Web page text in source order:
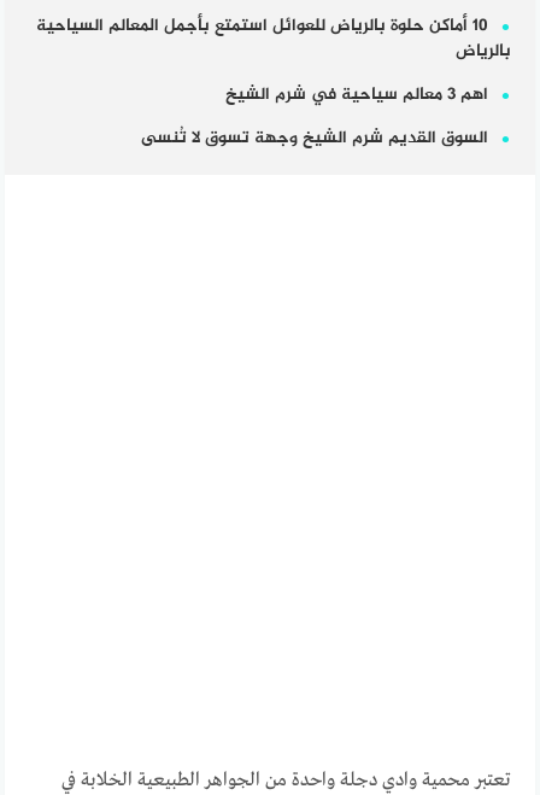
10 أماكن حلوة بالرياض للعوائل استمتع بأجمل المعالم السياحية
بالرياض
اهم 3 معالم سياحية في شرم الشيخ
السوق القديم شرم الشيخ وجهة تسوق لا تُنسى
تعتبر محمية وادي دجلة واحدة من الجواهر الطبيعية الخلابة في